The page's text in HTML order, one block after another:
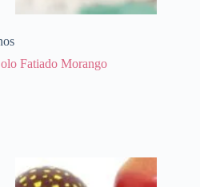
Fatiado Morango